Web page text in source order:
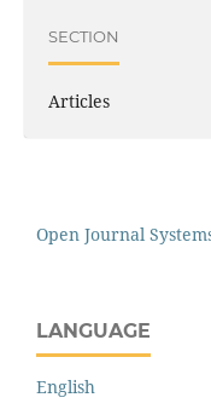
SECTION
Articles
Open Journal
LANGUAGE
English